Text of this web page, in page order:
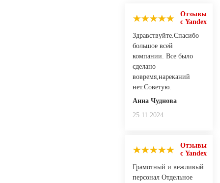
Отзывы
с Yandex
Здравствуйте.Спасибо
большое всей
компании. Все было
сделано
вовремя,нареканий
нет.Советую.
Анна Чуднова
25.11.2024
Отзывы
с Yandex
Грамотный и вежливый
персонал Отдельное